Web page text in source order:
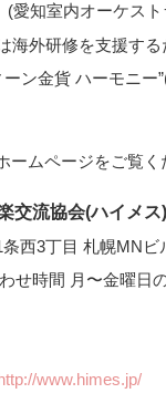
(愛知室内オーケス
海外研修を支援す
ーン金貨 ハーモニ
交流協会(ハイメス)
西3丁目 札幌MNビ
せ時間 月〜金曜日
www.himes.jp/